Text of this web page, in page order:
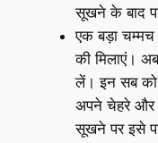
सूखने के बाद
एक बड़ा
की मिलाएं।
लें। इन सब
अपने चेहरे और
सूखने पर इसे